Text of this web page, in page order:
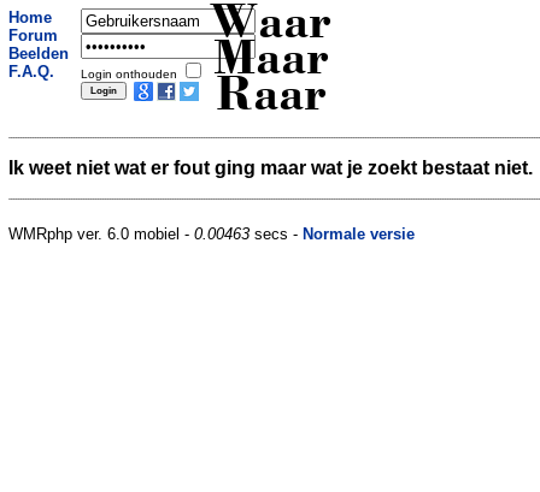
Home
Forum
Beelden
F.A.Q.
Login onthouden
Waar
Maar
Raar
Ik weet niet wat er fout ging maar wat je zoekt bestaat niet.
WMRphp ver. 6.0 mobiel - 0.00463 secs - Normale versie